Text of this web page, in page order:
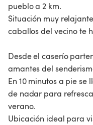
pueblo a 2 km.
Situación muy
caballos del vecino te
Desde el caserío
amantes del
En 10 minutos a pie
de nadar para
verano.
Ubicación ideal para